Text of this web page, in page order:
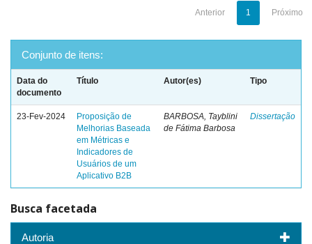
Anterior 1 Próximo
Conjunto de itens:
Data do
documento
Título Autor(es) Tipo
23-Fev-2024
Proposição de
Melhorias Baseada
em Métricas e
Indicadores de
Usuários de um
Aplicativo B2B
BARBOSA, Tayblini
de Fátima Barbosa
Dissertação
Busca facetada
Autoria